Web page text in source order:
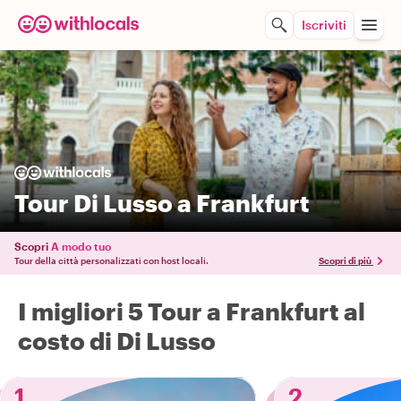
Iscriviti
Tour Di Lusso a Frankfurt
Scopri A modo tuo
Tour della città personalizzati con host locali. Scopri di più
I migliori 5 Tour a Frankfurt al
costo di Di Lusso